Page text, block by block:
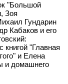
"Большой
Зоя
Гундарин
Кабаков и его
"Главная
и Елена
и домашнего